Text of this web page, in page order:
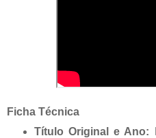
Ficha Técnica
Título Original e Ano: